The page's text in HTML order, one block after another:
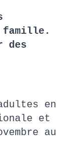
famille.
des
en
et
au